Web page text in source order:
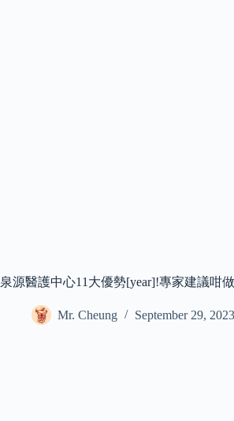
泉源醫護中心11大優勢[year]!專家建議咁
Mr. Cheung September 29, 2023